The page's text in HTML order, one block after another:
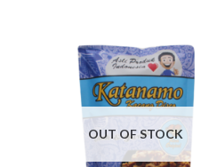
OUT OF STOCK